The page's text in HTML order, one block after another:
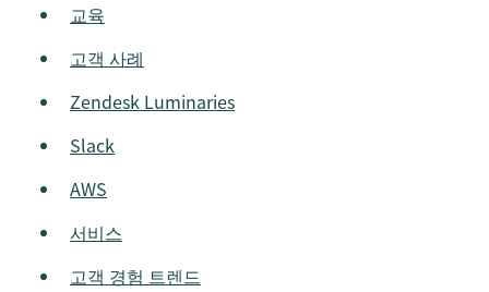
교육
고객 사례
Zendesk Luminaries
Slack
AWS
서비스
고객 경험 트렌드